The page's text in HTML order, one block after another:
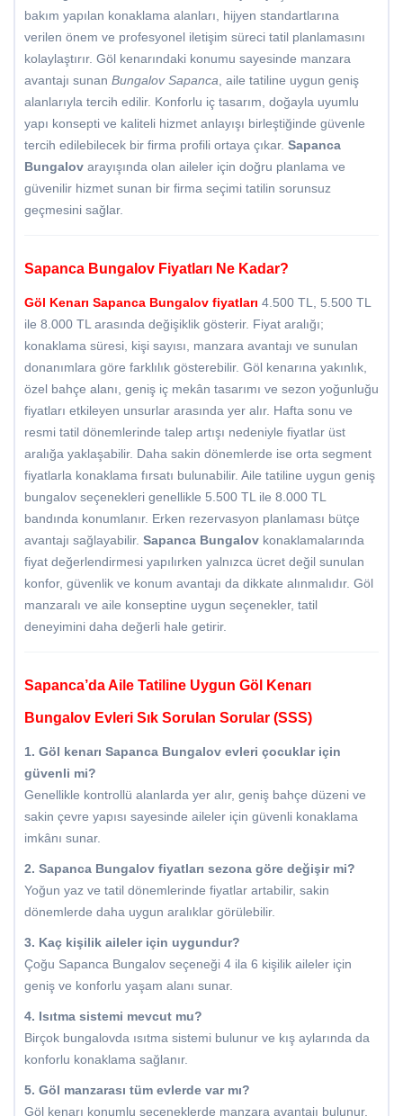
bakım yapılan konaklama alanları, hijyen standartlarına
verilen önem ve profesyonel iletişim süreci tatil planlamasını
kolaylaştırır. Göl kenarındaki konumu sayesinde manzara
avantajı sunan Bungalov Sapanca, aile tatiline uygun geniş
alanlarıyla tercih edilir. Konforlu iç tasarım, doğayla uyumlu
yapı konsepti ve kaliteli hizmet anlayışı birleştiğinde güvenle
tercih edilebilecek bir firma profili ortaya çıkar. Sapanca
Bungalov arayışında olan aileler için doğru planlama ve
güvenilir hizmet sunan bir firma seçimi tatilin sorunsuz
geçmesini sağlar.
Sapanca Bungalov Fiyatları Ne Kadar?
Göl Kenarı Sapanca Bungalov fiyatları 4.500 TL, 5.500 TL
ile 8.000 TL arasında değişiklik gösterir. Fiyat aralığı;
konaklama süresi, kişi sayısı, manzara avantajı ve sunulan
donanımlara göre farklılık gösterebilir. Göl kenarına yakınlık,
özel bahçe alanı, geniş iç mekân tasarımı ve sezon yoğunluğu
fiyatları etkileyen unsurlar arasında yer alır. Hafta sonu ve
resmi tatil dönemlerinde talep artışı nedeniyle fiyatlar üst
aralığa yaklaşabilir. Daha sakin dönemlerde ise orta segment
fiyatlarla konaklama fırsatı bulunabilir. Aile tatiline uygun geniş
bungalov seçenekleri genellikle 5.500 TL ile 8.000 TL
bandında konumlanır. Erken rezervasyon planlaması bütçe
avantajı sağlayabilir. Sapanca Bungalov konaklamalarında
fiyat değerlendirmesi yapılırken yalnızca ücret değil sunulan
konfor, güvenlik ve konum avantajı da dikkate alınmalıdır. Göl
manzaralı ve aile konseptine uygun seçenekler, tatil
deneyimini daha değerli hale getirir.
Sapanca’da Aile Tatiline Uygun Göl Kenarı
Bungalov Evleri Sık Sorulan Sorular (SSS)
1. Göl kenarı Sapanca Bungalov evleri çocuklar için
güvenli mi?
Genellikle kontrollü alanlarda yer alır, geniş bahçe düzeni ve
sakin çevre yapısı sayesinde aileler için güvenli konaklama
imkânı sunar.
2. Sapanca Bungalov fiyatları sezona göre değişir mi?
Yoğun yaz ve tatil dönemlerinde fiyatlar artabilir, sakin
dönemlerde daha uygun aralıklar görülebilir.
3. Kaç kişilik aileler için uygundur?
Çoğu Sapanca Bungalov seçeneği 4 ila 6 kişilik aileler için
geniş ve konforlu yaşam alanı sunar.
4. Isıtma sistemi mevcut mu?
Birçok bungalovda ısıtma sistemi bulunur ve kış aylarında da
konforlu konaklama sağlanır.
5. Göl manzarası tüm evlerde var mı?
Göl kenarı konumlu seçeneklerde manzara avantajı bulunur,